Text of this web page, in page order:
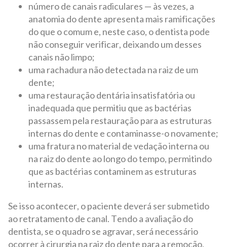
número de canais radiculares — às vezes, a
anatomia do dente apresenta mais ramificações
do que o comum e, neste caso, o dentista pode
não conseguir verificar, deixando um desses
canais não limpo;
uma rachadura não detectada na raiz de um
dente;
uma restauração dentária insatisfatória ou
inadequada que permitiu que as bactérias
passassem pela restauração para as estruturas
internas do dente e contaminasse-o novamente;
uma fratura no material de vedação interna ou
na raiz do dente ao longo do tempo, permitindo
que as bactérias contaminem as estruturas
internas.
Se isso acontecer, o paciente deverá ser submetido
ao retratamento de canal. Tendo a avaliação do
dentista, se o quadro se agravar, será necessário
ocorrer à cirurgia na raiz do dente para a remoção,